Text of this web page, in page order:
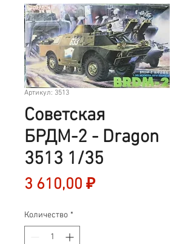
Артикул: 3513
Советская
БРДМ-2 - Dragon
3513 1/35
3 610,00 ₽Цена
Количество *